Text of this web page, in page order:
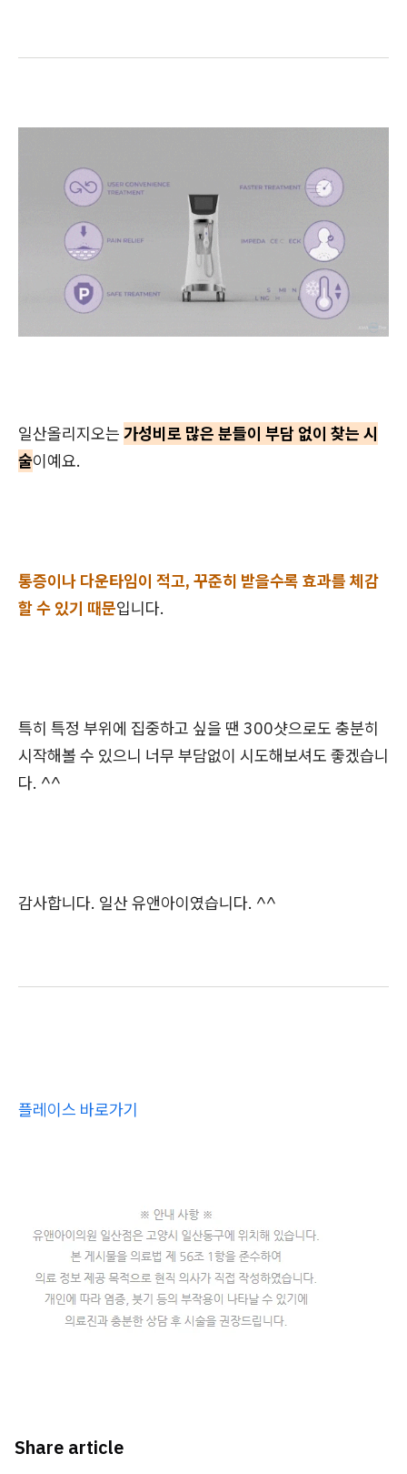
일산올리지오는 가성비로 많은 분들이 부담 없이 찾는 시
술이예요.
통증이나 다운타임이 적고, 꾸준히 받을수록 효과를 체감
할 수 있기 때문입니다.
특히 특정 부위에 집중하고 싶을 땐 300샷으로도 충분히
시작해볼 수 있으니 너무 부담없이 시도해보셔도 좋겠습니
다. ^^
감사합니다. 일산 유앤아이였습니다. ^^
플레이스 바로가기
Share article